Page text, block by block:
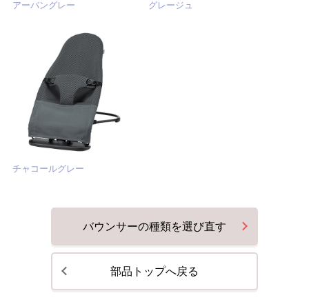
アーバングレー グレージュ
チャコールグレー
部品トップへ戻る
バウンサーの種類を選び直す